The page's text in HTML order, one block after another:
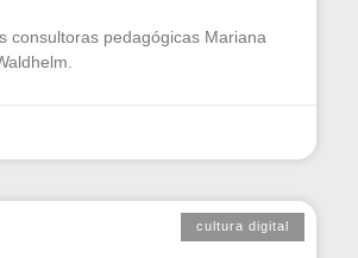
consultoras pedagógicas Mariana
cultura digital